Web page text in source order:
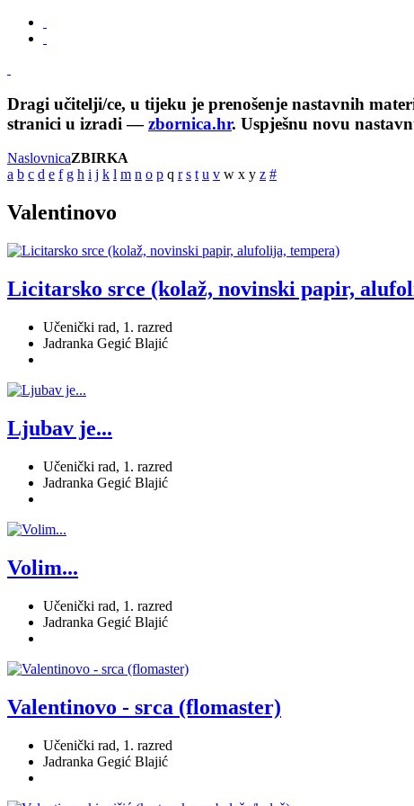
Dragi učitelji/ce, u tijeku je prenošenje nastavnih
stranici u izradi —zbornica.hr. Uspješnu novu
NaslovnicaZBIRKA
a b c d e f g h i j k l m n o p q r s t u v w x y z #
Valentinovo
Licitarsko srce (kolaž, novinski papir,
Učenički rad, 1. razred
Jadranka Gegić Blajić
Ljubav je...
Učenički rad, 1. razred
Jadranka Gegić Blajić
Volim...
Učenički rad, 1. razred
Jadranka Gegić Blajić
Valentinovo - srca (flomaster)
Učenički rad, 1. razred
Jadranka Gegić Blajić